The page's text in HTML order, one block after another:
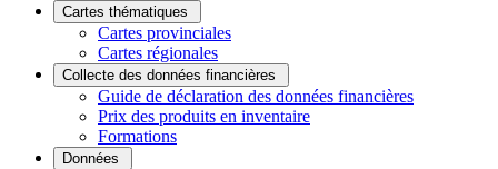
Cartes thématiques
Cartes provinciales
Cartes régionales
Collecte des données financières
Guide de déclaration des données financières
Prix des produits en inventaire
Formations
Données